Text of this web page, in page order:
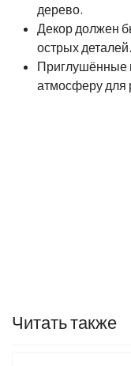
дерево.
Декор должен
острых деталей.
Приглушённые
атмосферу для
Читать также